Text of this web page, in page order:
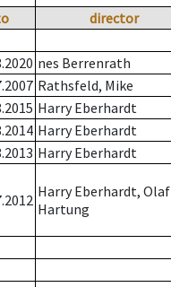
director
nes Berrenrath
Rathsfeld, Mike
Harry Eberhardt
Harry Eberhardt
Harry Eberhardt
Harry Eberhardt, Olaf
Hartung